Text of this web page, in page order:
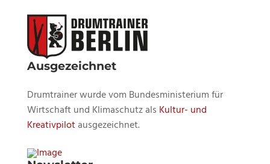
Ausgezeichnet
Drumtrainer wurde vom Bundesministerium für
Wirtschaft und Klimaschutz als Kultur- und
Kreativpilotausgezeichnet.